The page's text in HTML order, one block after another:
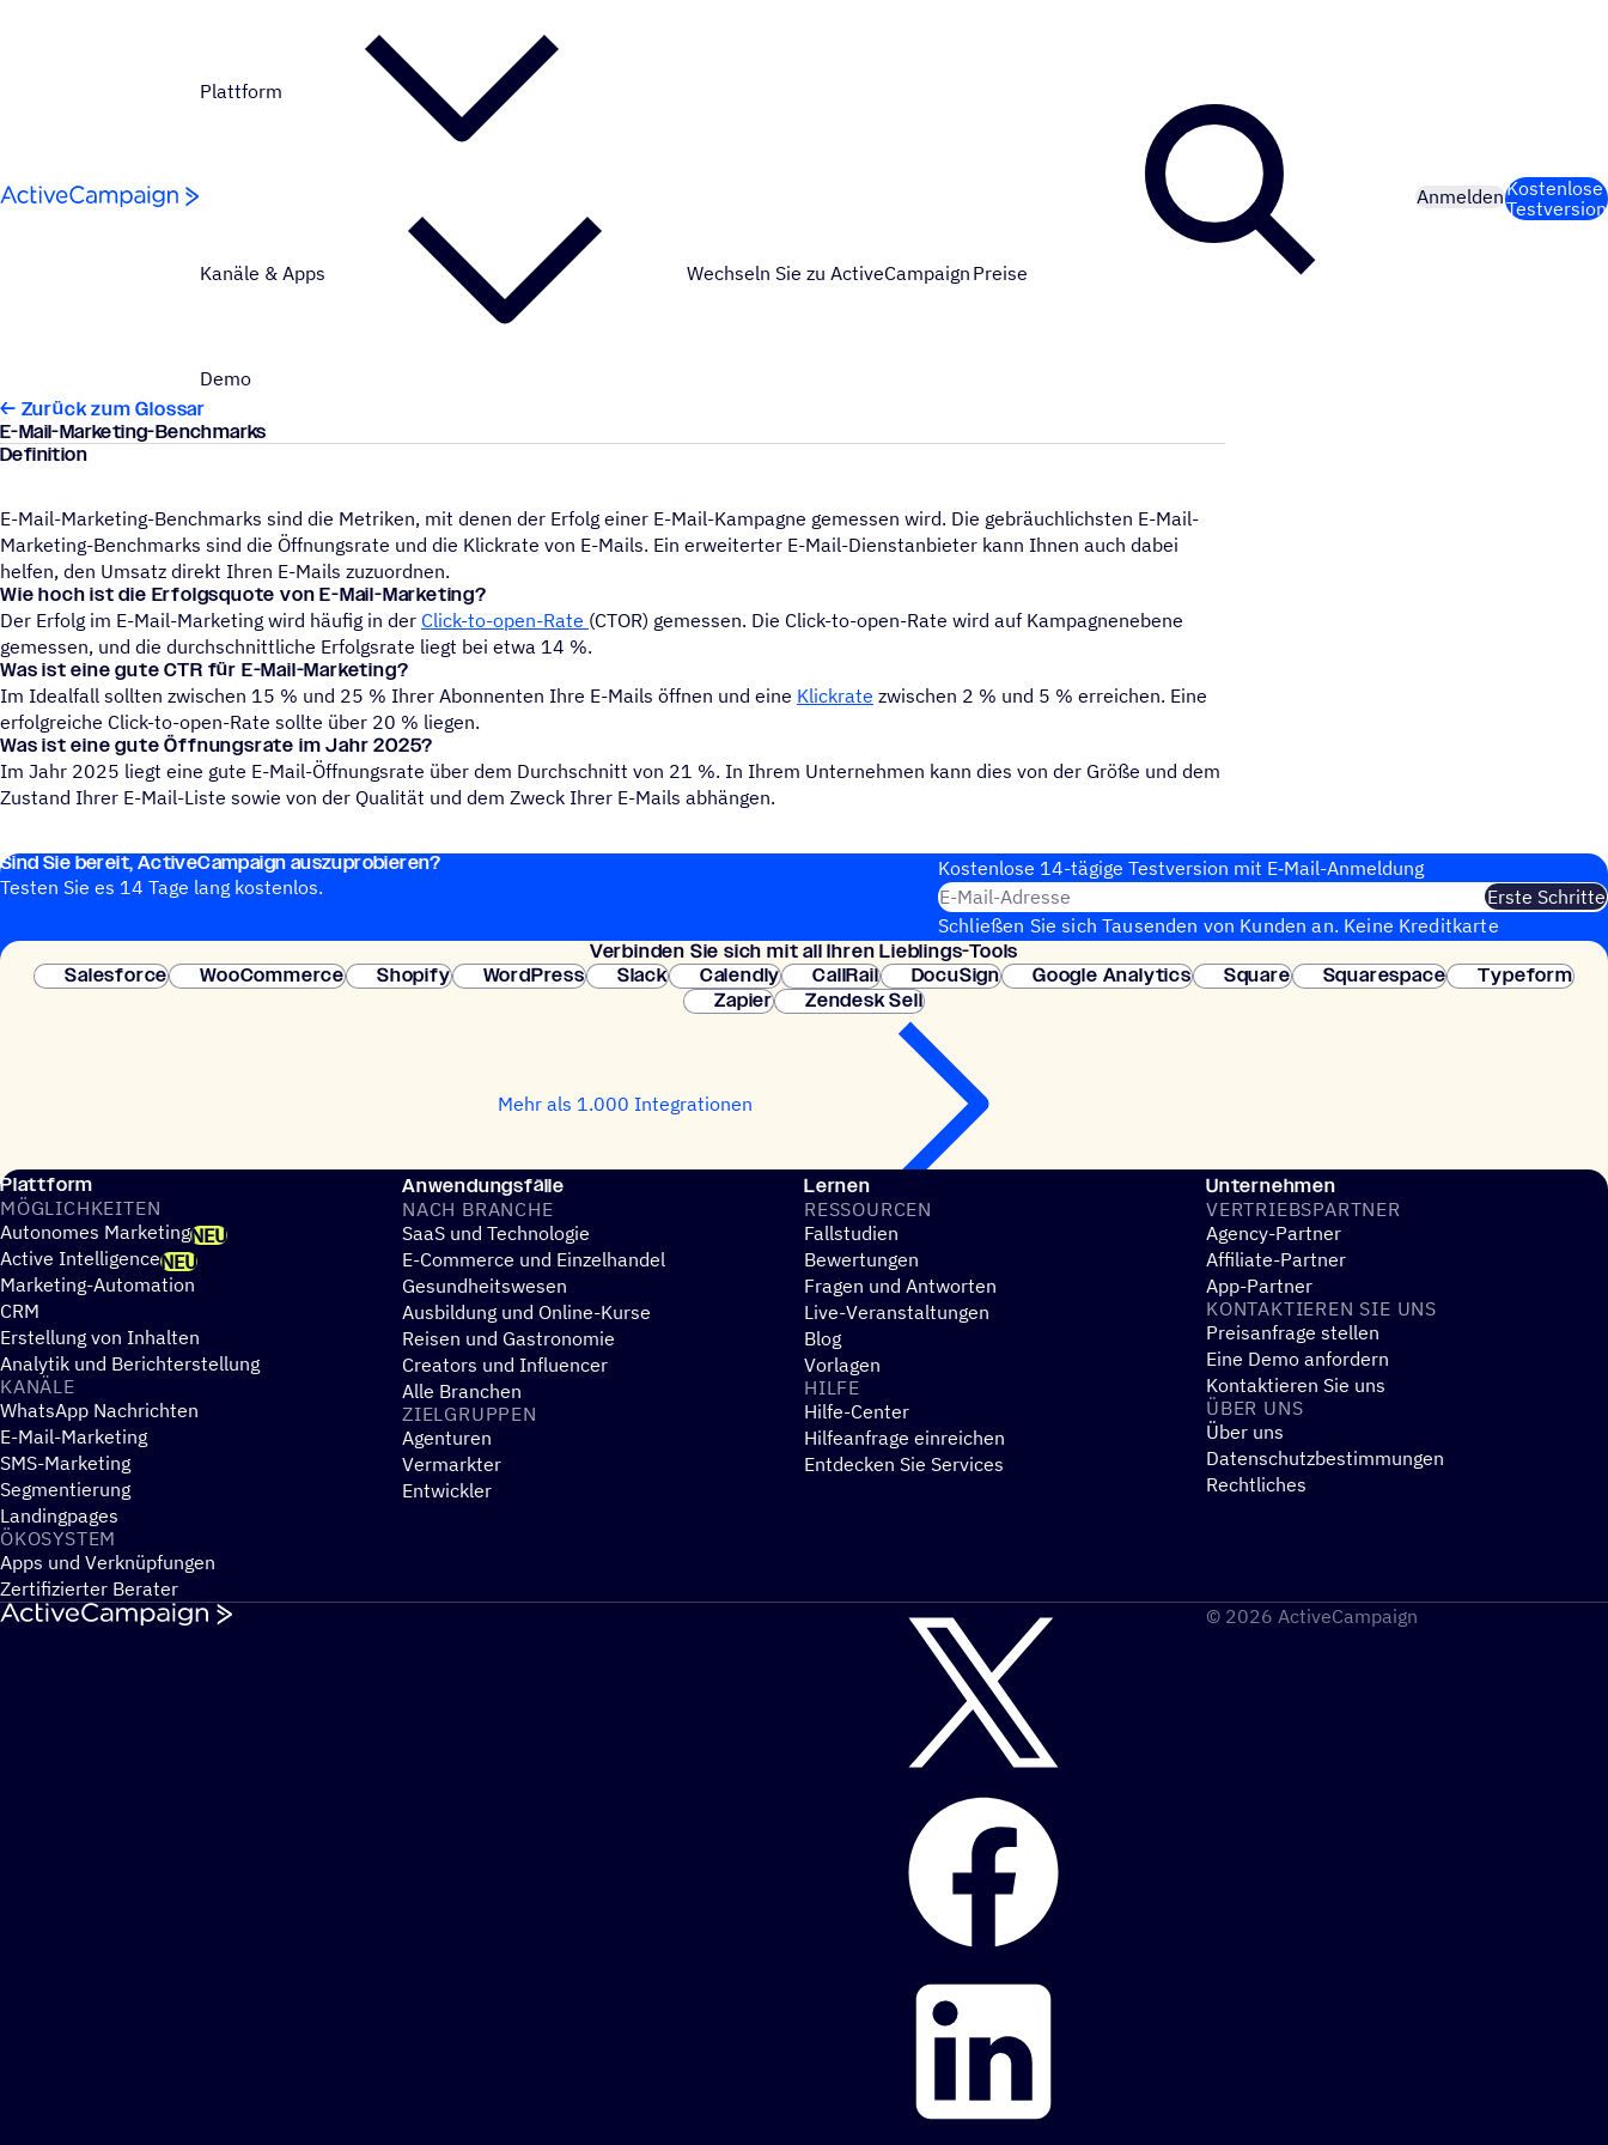
Plattform
Kanäle & Apps Wechseln Sie zu ActiveCampaign Preise
Demo
AnmeldenKostenlose
Testversion
← Zurück zum Glossar
E-Mail-Marketing-Benchmarks
Definition
E-Mail-Marketing-Benchmarks sind die Metriken, mit denen der Erfolg einer E-Mail-Kampagne gemessen wird. Die gebräuchlichsten E-Mail-
Marketing-Benchmarks sind die Öffnungsrate und die Klickrate von E-Mails. Ein erweiterter E-Mail-Dienstanbieter kann Ihnen auch dabei
helfen, den Umsatz direkt Ihren E-Mails zuzuordnen.
Wie hoch ist die Erfolgsquote von E-Mail-Marketing?
Der Erfolg im E-Mail-Marketing wird häufig in der Click-to-open-Rate (CTOR) gemessen. Die Click-to-open-Rate wird auf Kampagnenebene
gemessen, und die durchschnittliche Erfolgsrate liegt bei etwa 14 %.
Was ist eine gute CTR für E-Mail-Marketing?
Im Idealfall sollten zwischen 15 % und 25 % Ihrer Abonnenten Ihre E-Mails öffnen und eine Klickrate zwischen 2 % und 5 % erreichen. Eine
erfolgreiche Click-to-open-Rate sollte über 20 % liegen.
Was ist eine gute Öffnungsrate im Jahr 2025?
Im Jahr 2025 liegt eine gute E-Mail-Öffnungsrate über dem Durchschnitt von 21 %. In Ihrem Unternehmen kann dies von der Größe und dem
Zustand Ihrer E-Mail-Liste sowie von der Qualität und dem Zweck Ihrer E-Mails abhängen.
Sind Sie bereit, ActiveCampaign auszuprobieren?
Testen Sie es 14 Tage lang kostenlos.
Kosten­lose 14-tägige Test­ver­sion mit E‑Mail-Anmel­dung
E-Mail-Adresse
Erste Schritte
Schließen Sie sich Tausenden von Kunden an. Keine Kreditkarte
erforderlich. Sofortige Einrichtung.
Verbin­den Sie sich mit all Ihren Lieblings-Tools
Salesforce
WooCommerce Shopify WordPress Slack Calendly CallRail DocuSign Google Analytics Square Squarespace
Typeform
Zapier
Zendesk Sell
Mehr als 1.000 Integrationen
Plattform
MÖGLICH­KEI­TEN
Autonomes MarketingNEU
Active IntelligenceNEU
Marketing-Automation
CRM
Erstellung von Inhalten
Analytik und Berichterstellung
KANÄLE
WhatsApp Nachrichten
E-Mail-Marketing
SMS-Marketing
Segmentierung
Landingpages
ÖKOSYS­TEM
Apps und Verknüpfungen
Zertifizierter Berater
Anwendungsfälle
NACH BRANCHE
SaaS und Technologie
E-Commerce und Einzelhandel
Gesundheitswesen
Ausbildung und Online-Kurse
Reisen und Gastronomie
Creators und Influencer
Alle Branchen
ZIEL­GRUP­PEN
Agenturen
Vermarkter
Entwickler
Lernen
RESSOUR­CEN
Fallstudien
Bewertungen
Fragen und Antworten
Live-Veranstaltungen
Blog
Vorlagen
HILFE
Hilfe-Center
Hilfeanfrage einreichen
Entdecken Sie Services
Unternehmen
VERTRIEBS­PART­NER
Agency-Partner
Affiliate-Partner
App-Partner
KONTAK­TIE­REN SIE UNS
Preisanfrage stellen
Eine Demo anfordern
Kontaktieren Sie uns
ÜBER UNS
Über uns
Datenschutzbestimmungen
Rechtliches
© 2026 ActiveCampaign